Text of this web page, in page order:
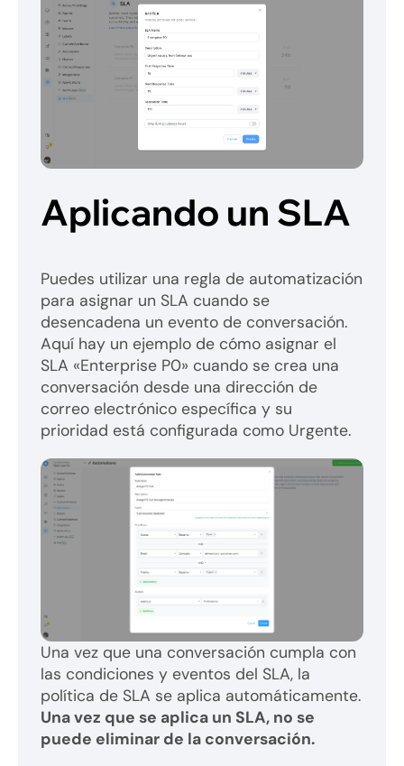
Aplicando un SLA
Puedes utilizar una regla de automatización
para asignar un SLA cuando se
desencadena un evento de conversación.
Aquí hay un ejemplo de cómo asignar el
SLA «Enterprise P0» cuando se crea una
conversación desde una dirección de
correo electrónico específica y su
prioridad está configurada como Urgente.
Una vez que una conversación cumpla con
las condiciones y eventos del SLA, la
política de SLA se aplica automáticamente.
Una vez que se aplica un SLA, no se
puede eliminar de la conversación.